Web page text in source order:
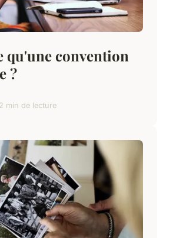
qu'une convention
?
2 min de lecture